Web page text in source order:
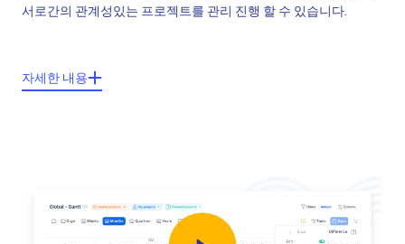
서로간의 관계성있는 프로젝트를 관리 진행 할 수 있습니다.
간트 차트 내 새로운 일감생성
브랜드 PDF 추출 (사용자 기업의 로고와 컬러)
자세한 내용